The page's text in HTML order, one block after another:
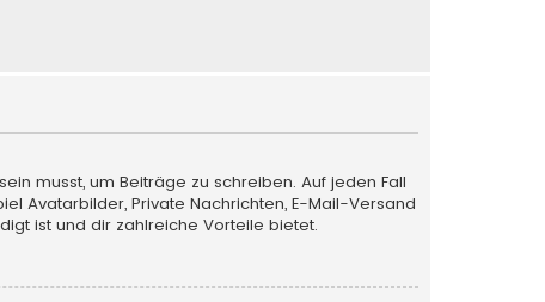
musst, um Beiträge zu schreiben. Auf jeden Fall
Avatarbilder, Private Nachrichten, E-Mail-Versand
ist und dir zahlreiche Vorteile bietet.